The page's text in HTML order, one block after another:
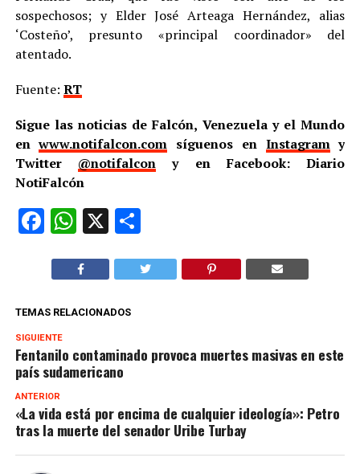
sospechosos; y Elder José Arteaga Hernández, alias
‘Costeño’, presunto «principal coordinador» del
atentado.
Fuente: RT
Sigue las noticias de Falcón, Venezuela y el Mundo
enwww.notifalcon.com síguenos en Instagramy
Twitter @notifalcon y en Facebook: Diario
NotiFalcón
Facebook
WhatsApp
X Compartir
TEMAS RELACIONADOS
SIGUIENTE
Fentanilo contaminado provoca muertes masivas en este
país sudamericano
ANTERIOR
«La vida está por encima de cualquier ideología»: Petro
tras la muerte del senador Uribe Turbay